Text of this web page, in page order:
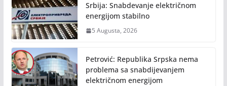
Srbija: Snabdevanje električnom
energijom stabilno
5 Augusta, 2026
Petrović: Republika Srpska nema
problema sa snabdijevanjem
električnom energijom